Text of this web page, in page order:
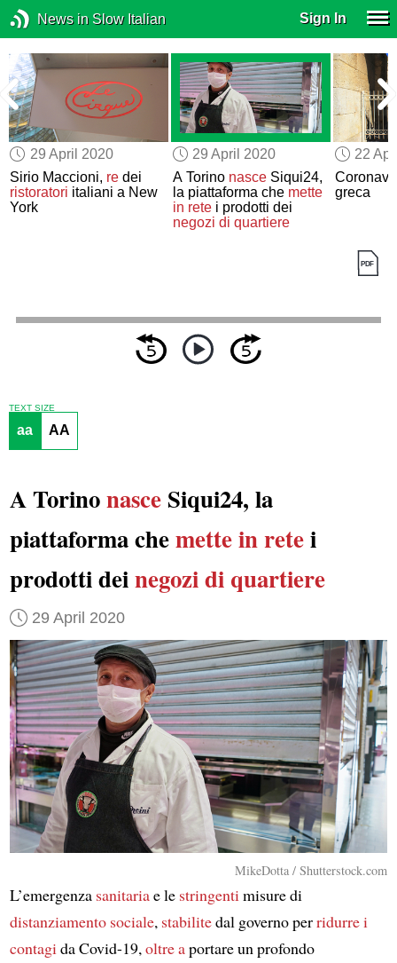
News in Slow Italian Sign In
29 April 2020
Sirio Maccioni, re dei
ristoratori italiani a New
York
29 April 2020
A Torino nasceSiqui24,
la piattaforma che mette
in retei prodotti dei
negozi di quartiere
22
greca
TEXT SIZE
aa AA
A TorinonasceSiqui24, la
piattaforma chemette in retei
prodotti deinegozi di quartiere
29 April 2020
MikeDotta / Shutterstock.com
L’emergenza sanitariae le stringentimisure di
distanziamento sociale, stabilitedal governo perridurrei
contagida Covid-19,oltre aportare un profondo